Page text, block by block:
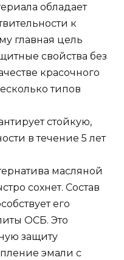
обладает
к
главная цель
свойства без
красочного
типов
стойкую,
в течение 5 лет
масляной
сохнет. Состав
его
ОСБ. Это
защиту
эмали с